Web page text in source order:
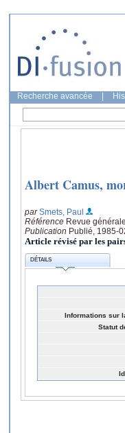
Recherche avancée
Albert Camus,
parSmets, Paul
Référence Revue
Publication Publié, 1985-
Article révisé par les
DÉTAILS
Informations sur
Statut